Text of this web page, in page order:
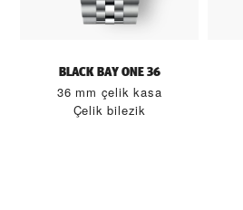
BLACK BAY ONE 36
36 mm çelik kasa
Çelik bilezik